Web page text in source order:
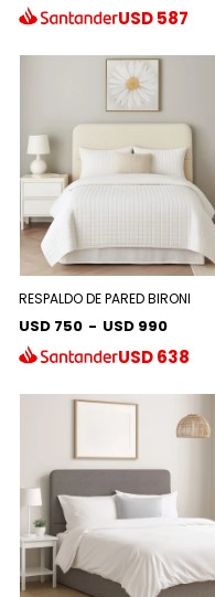
USD587
RESPALDO DE PARED BIRONI
USD 750 - USD 990
USD638